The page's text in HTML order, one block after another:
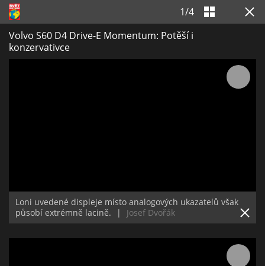
1/4
Volvo S60 D4 Drive-E Momentum: Potěší i
konzervativce
Loni uvedené displeje místo analogových ukazatelů však
působí extrémně lacině.
| Josef Dvořák